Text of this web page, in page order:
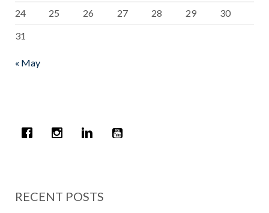
24 25 26 27 28 29
30
31
« May
RECENT POSTS